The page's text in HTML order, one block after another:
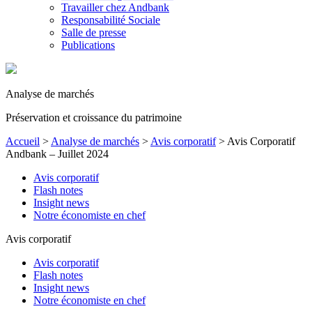
Travailler chez Andbank
Responsabilité Sociale
Salle de presse
Publications
Analyse de marchés
Préservation et croissance du patrimoine
Accueil > Analyse de marchés > Avis corporatif> Avis Corporatif
Andbank – Juillet 2024
Avis corporatif
Flash notes
Insight news
Notre économiste en chef
Avis corporatif
Avis corporatif
Flash notes
Insight news
Notre économiste en chef